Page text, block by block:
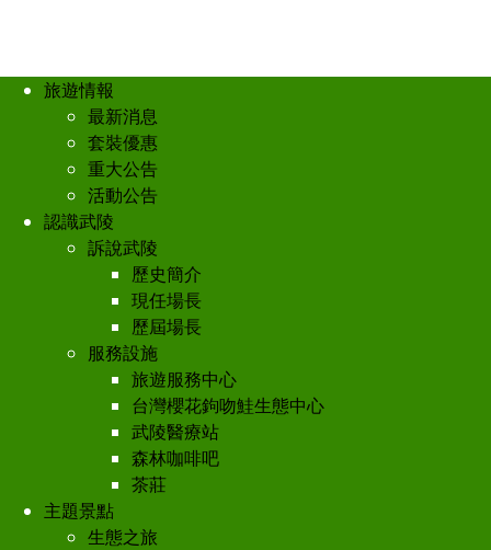
旅遊情報
最新消息
套裝優惠
重大公告
活動公告
認識武陵
訴說武陵
歷史簡介
現任場長
歷屆場長
服務設施
旅遊服務中心
台灣櫻花鉤吻鮭生態中心
武陵醫療站
森林咖啡吧
茶莊
主題景點
生態之旅